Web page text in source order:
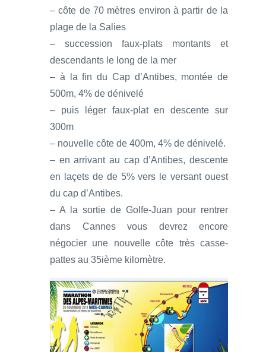
– côte de 70 mètres environ à partir de la
plage de la Salies
– succession faux-plats montants et
descendants le long de la mer
– à la fin du Cap d’Antibes, montée de
500m, 4% de dénivelé
– puis léger faux-plat en descente sur
300m
– nouvelle côte de 400m, 4% de dénivelé.
– en arrivant au cap d’Antibes, descente
en laçets de de 5% vers le versant ouest
du cap d’Antibes.
– A la sortie de Golfe-Juan pour rentrer
dans Cannes vous devrez encore
négocier une nouvelle côte très casse-
pattes au 35ième kilomètre.